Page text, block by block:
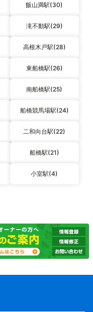
飯山満駅(30)
滝不動駅(29)
高根木戸駅(28)
東船橋駅(26)
南船橋駅(25)
船橋競馬場駅(24)
二和向台駅(22)
船橋駅(21)
小室駅(4)